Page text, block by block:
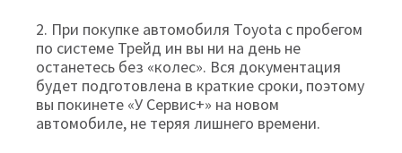
2. При покупке автомобиля Toyota с пробегом
по системе Трейд ин вы ни на день не
останетесь без «колес». Вся документация
будет подготовлена в краткие сроки, поэтому
вы покинете «У Сервис+» на новом
автомобиле, не теряя лишнего времени.